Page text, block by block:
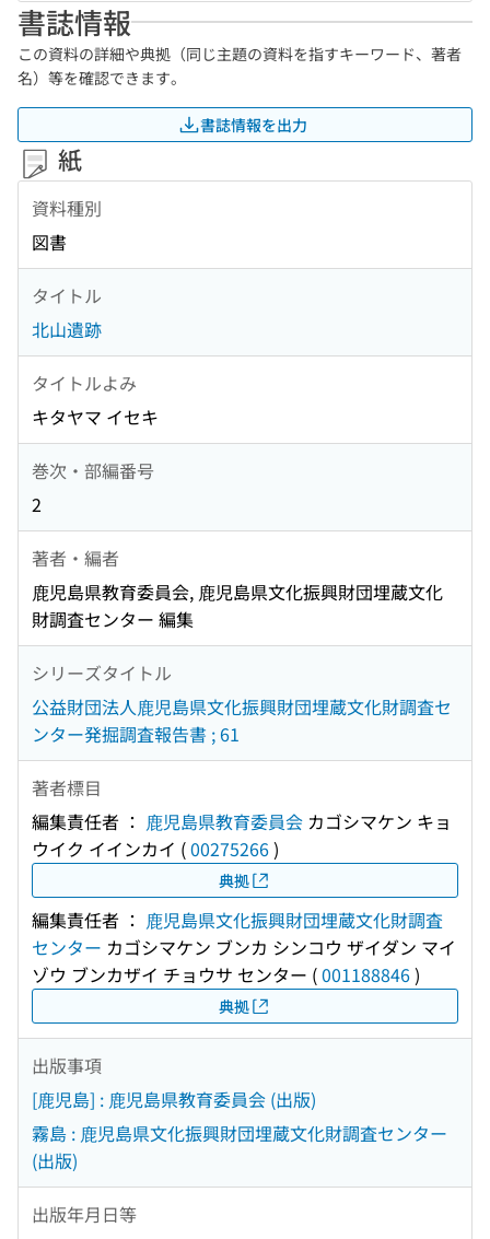
書誌情報
この資料の詳細や典拠（同じ主題の資料を指すキーワード、著者
名）等を確認できます。
書誌情報を出力
紙
資料種別
図書
タイトル
北山遺跡
タイトルよみ
キタヤマ イセキ
巻次・部編番号
2
著者・編者
鹿児島県教育委員会, 鹿児島県文化振興財団埋蔵文化
財調査センター 編集
シリーズタイトル
公益財団法人鹿児島県文化振興財団埋蔵文化財調査セ
ンター発掘調査報告書 ; 61
著者標目
編集責任者 ： 鹿児島県教育委員会 カゴシマケン キョ
ウイク イインカイ (00275266)
典拠
編集責任者 ： 鹿児島県文化振興財団埋蔵文化財調査
センター カゴシマケン ブンカ シンコウ ザイダン マイ
ゾウ ブンカザイ チョウサ センター (001188846)
典拠
出版事項
[鹿児島] : 鹿児島県教育委員会 (出版)
霧島 : 鹿児島県文化振興財団埋蔵文化財調査センター
(出版)
出版年月日等